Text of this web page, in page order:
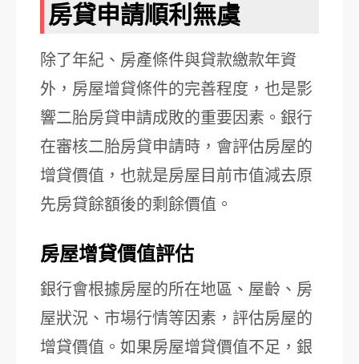
房貸申請順利無虞
除了年紀、房產條件與貸款繳款年資
外，房屋增貸條件的完善程度，也是影
響二胎房貸申請成敗的重要因素。銀行
在審核二胎房貸申請時，會評估房屋的
增貸價值，也就是房屋目前市值減去原
先房貸餘額後的剩餘價值。
房屋增貸價值評估
銀行會根據房屋的所在地區、屋齡、房
屋狀況、市場行情等因素，評估房屋的
增貸價值。如果房屋增貸價值不足，銀